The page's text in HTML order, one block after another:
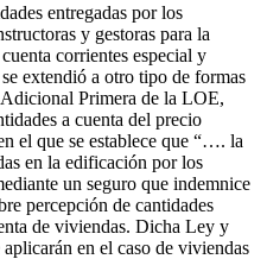
entregadas por los
y gestoras para la
corrientes especial y
extendió a otro tipo de formas
Primera de la LOE,
a cuenta del precio
el que se establece que “…. la
en la edificación por los
un seguro que indemnice
percepción de cantidades
de viviendas. Dicha Ley y
en el caso de viviendas